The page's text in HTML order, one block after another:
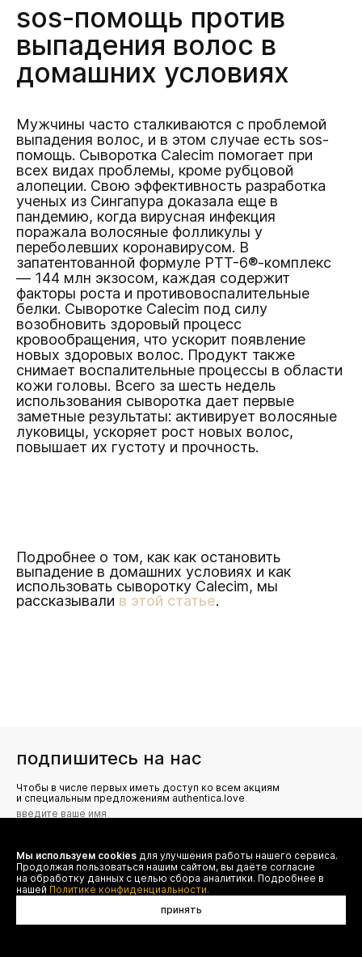
sos-помощь против
выпадения волос в
домашних условиях
Мужчины часто сталкиваются с проблемой
выпадения волос, и в этом случае есть sos-
помощь. Сыворотка Calecim помогает при
всех видах проблемы, кроме рубцовой
алопеции. Свою эффективность разработка
ученых из Сингапура доказала еще в
пандемию, когда вирусная инфекция
поражала волосяные фолликулы у
переболевших коронавирусом. В
запатентованной формуле PTT-6®-комплекс
— 144 млн экзосом, каждая содержит
факторы роста и противовоспалительные
белки. Сыворотке Calecim под силу
возобновить здоровый процесс
кровообращения, что ускорит появление
новых здоровых волос. Продукт также
снимает воспалительные процессы в области
кожи головы. Всего за шесть недель
использования сыворотка дает первые
заметные результаты: активирует волосяные
луковицы, ускоряет рост новых волос,
повышает их густоту и прочность.
Подробнее о том, как как остановить
выпадение в домашних условиях и как
использовать сыворотку Calecim, мы
рассказывали в этой статье.
подпишитесь на нас
Чтобы в числе первых иметь доступ ко всем акциям
и специальным предложениям authentica.love
Я даю согласие на сбор, обработку и хранение моих
персональных данных (имя, email, телефон) для получения
рекламных и информационных рассылок от ООО 'БТ
Юнайтед', а также ознакомлен(а) с
Политикой конфиденциальности
Мы используем cookies для улучшения работы нашего сервиса.
Продолжая пользоваться нашим сайтом, вы даёте согласие
на обработку данных с целью сбора аналитики. Подробнее в
нашей Политике конфиденциальности.
принять